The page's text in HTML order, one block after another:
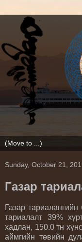
Sunday, October 21,
Газар
Газар тариалангийн
тариалалт 39%
хадлан, 150.0 тн
аймгийн төвийн